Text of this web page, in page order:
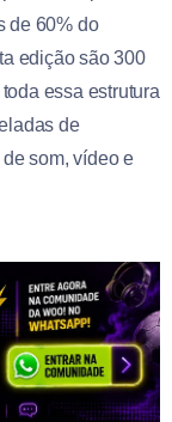
de 60% do
edição são 300
essa estrutura
de
som, vídeo e